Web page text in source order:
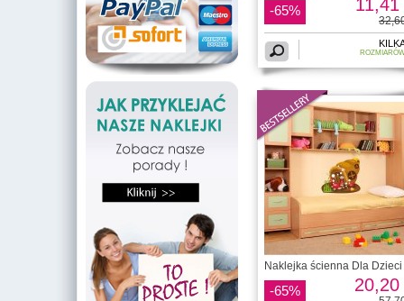
-65% 11,41
Naklejka ścienna Dla Dzieci
-65% 20,20